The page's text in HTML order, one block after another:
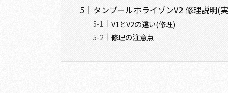
タンブールホライゾンV2 修理説明(
V1とV2の違い(修理)
修理の注意点